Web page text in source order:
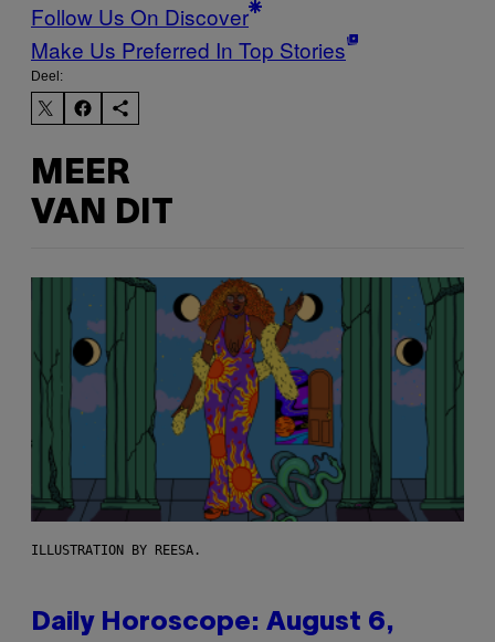
Follow Us On Discover
Make Us Preferred In Top Stories
Deel:
MEER
VAN DIT
ILLUSTRATION BY REESA.
Daily Horoscope: August 6,